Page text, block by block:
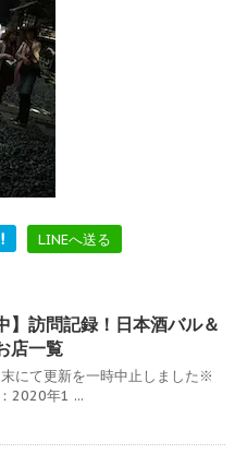
LINEへ送る
】訪問記録！日本酒バル＆
店一覧
にて更新を一時中止しました※
2020年1 ...